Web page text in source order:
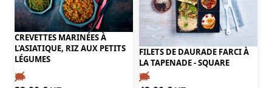
CREVETTES MARINÉES À
L'ASIATIQUE, RIZ AUX PETITS
LÉGUMES
FILETS DE DAURADE FARCI À
LA TAPENADE - SQUARE